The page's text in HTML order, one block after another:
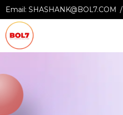
Email:SHASHANK@BOL7.COM